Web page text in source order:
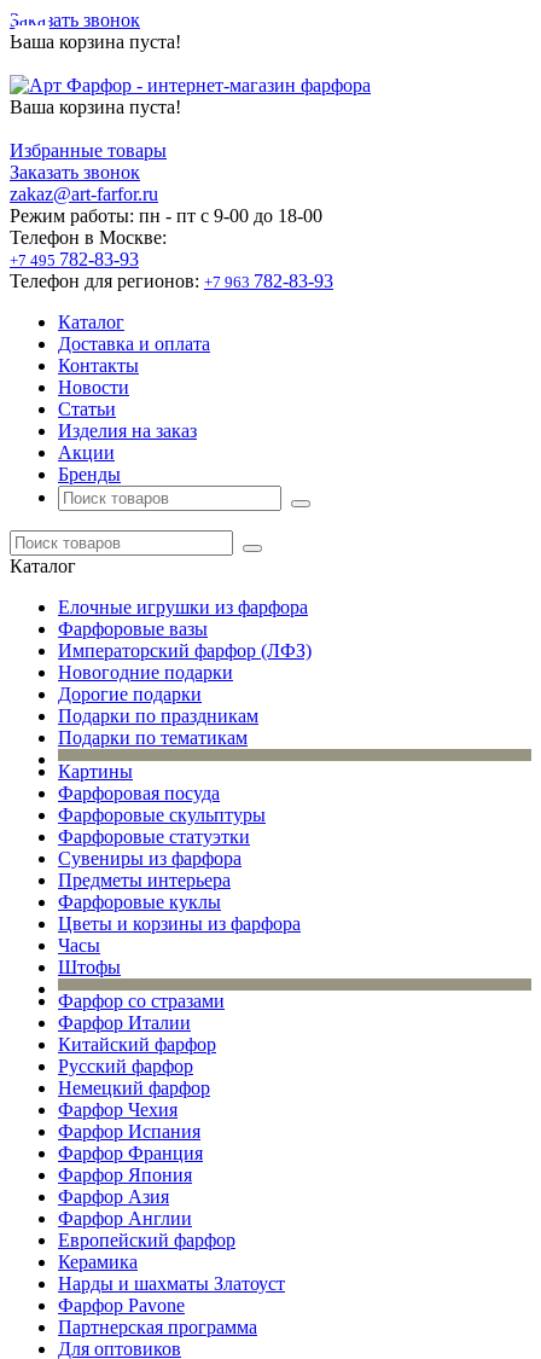
Заказать звонок
Ваша корзина пуста!
Ваша корзина пуста!
Избранные товары
Заказать звонок
zakaz@art-farfor.ru
Режим работы: пн - пт c 9-00 до 18-00
Телефон в Москве:
+7 495 782-83-93
Телефон для регионов: +7 963 782-83-93
Каталог
Доставка и оплата
Контакты
Новости
Статьи
Изделия на заказ
Акции
Бренды
Каталог
Елочные игрушки из фарфора
Фарфоровые вазы
Императорский фарфор (ЛФЗ)
Новогодние подарки
Дорогие подарки
Подарки по праздникам
Подарки по тематикам
Картины
Фарфоровая посуда
Фарфоровые скульптуры
Фарфоровые статуэтки
Сувениры из фарфора
Предметы интерьера
Фарфоровые куклы
Цветы и корзины из фарфора
Часы
Штофы
Фарфор со стразами
Фарфор Италии
Китайский фарфор
Русский фарфор
Немецкий фарфор
Фарфор Чехия
Фарфор Испания
Фарфор Франция
Фарфор Япония
Фарфор Азия
Фарфор Англии
Европейский фарфор
Керамика
Нарды и шахматы Златоуст
Фарфор Pavone
Партнерская программа
Для оптовиков